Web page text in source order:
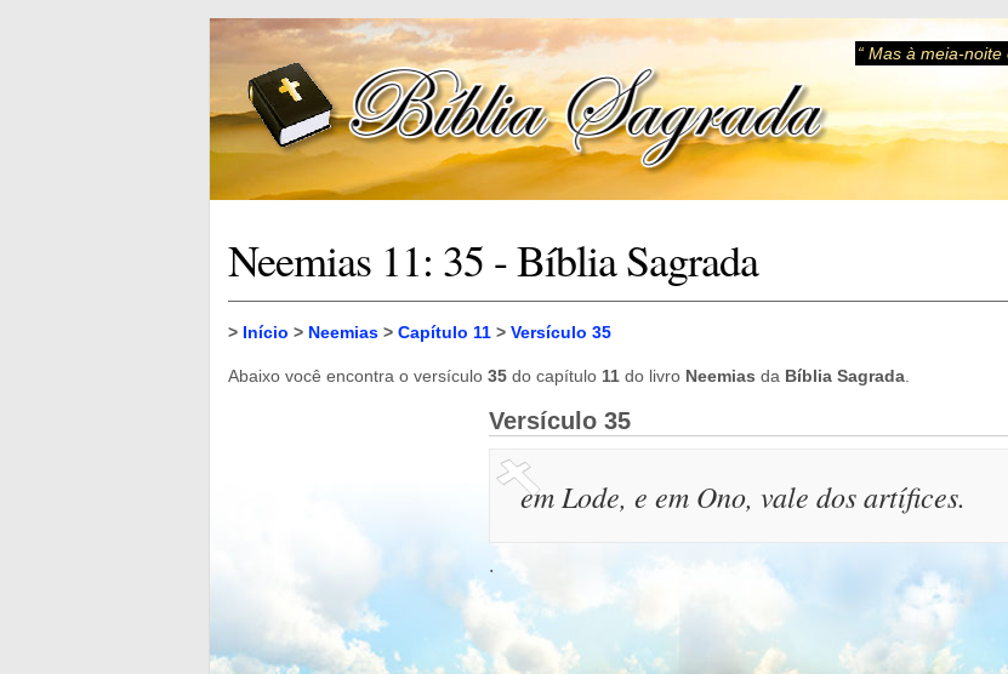
“ Mas à meia-
Neemias 11: 35 - Bíblia Sagrada
> Início > Neemias > Capítulo 11 > Versículo 35
Abaixo você encontra o versículo 35 do capítulo 11 do livro Neemias da Bíblia Sagrada
Versículo 35
em Lode, e em Ono, vale dos artífices.
.